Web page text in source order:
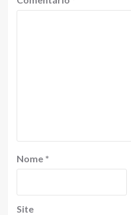
Nome *
Site